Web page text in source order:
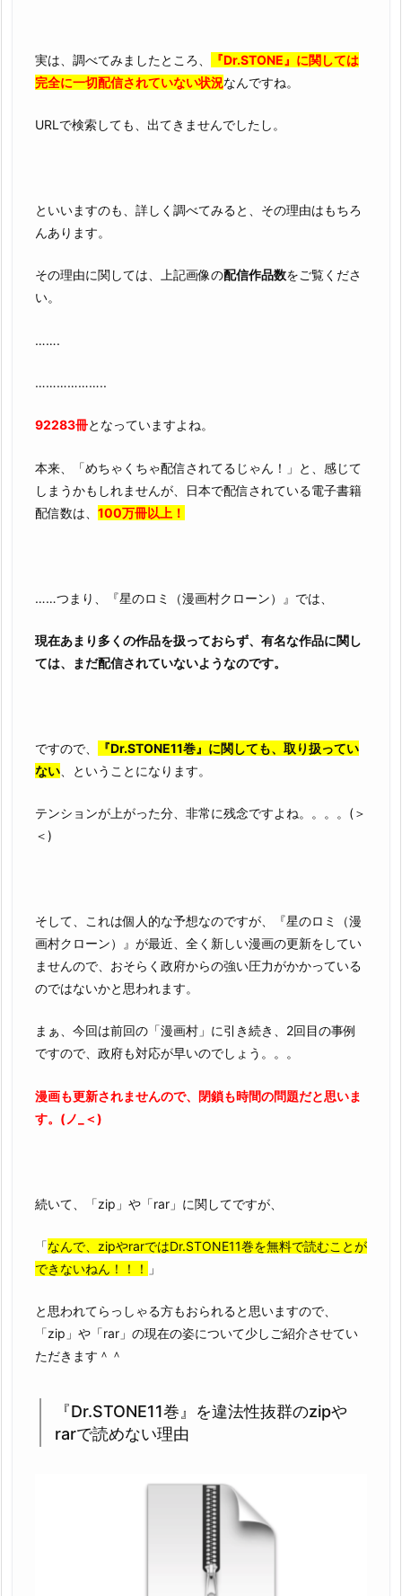
実は、調べてみましたところ、
『Dr.STONE』に関しては
完全に一切配信されていない状況なんですね。
URLで検索しても、出てきませんでしたし。
といいますのも、詳しく調べてみると、その理由はもちろ
んあります。
その理由に関しては、上記画像の配信作品数をご覧くださ
い。
…….
………………..
92283冊となっていますよね。
本来、「めちゃくちゃ配信されてるじゃん！」と、感じて
しまうかもしれませんが、日本で配信されている電子書籍
配信数は、 100万冊以上！
……つまり、『星のロミ（漫画村クローン）』では、
現在あまり多くの作品を扱っておらず、有名な作品に関し
ては、まだ配信されていないようなのです。
ですので、
『Dr.STONE11巻』に関しても、取り扱ってい
ない 、ということになります。
テンションが上がった分、非常に残念ですよね。。。。(＞
＜)
そして、これは個人的な予想なのですが、『星のロミ（漫
画村クローン）』が最近、全く新しい漫画の更新をしてい
ませんので、おそらく政府からの強い圧力がかかっている
のではないかと思われます。
まぁ、今回は前回の「漫画村」に引き続き、2回目の事例
ですので、政府も対応が早いのでしょう。。。
漫画も更新されませんので、閉鎖も時間の問題だと思いま
す。(ノ_＜)
続いて、「zip」や「rar」に関してですが、
「なんで、zipやrarではDr.STONE11巻を無料で読むことが
できないねん！！！
」
と思われてらっしゃる方もおられると思いますので、
「zip」や「rar」の現在の姿について少しご紹介させてい
ただきます＾＾
『Dr.STONE11巻』を違法性抜群のzipや
rarで読めない理由